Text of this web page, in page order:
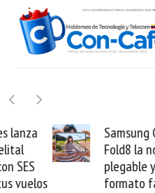
Samsung Galaxy Z
Fold8 la novedad
plegable y un
formato fácil de